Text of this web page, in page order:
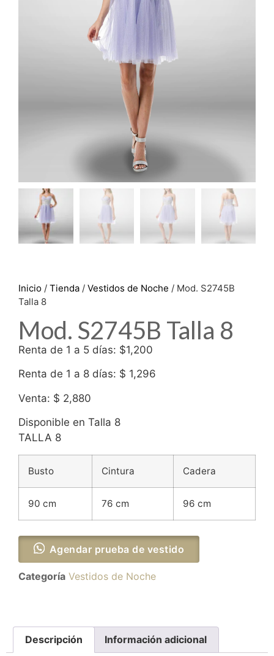
Inicio / Tienda / Vestidos de Noche / Mod. S2745B
Talla 8
Mod. S2745B Talla 8
Renta de 1 a 5 días: $1,200
Renta de 1 a 8 días: $ 1,296
Venta: $ 2,880
Disponible en Talla 8
TALLA 8
Busto Cintura Cadera
90 cm 76 cm 96 cm
Agendar prueba de vestido
Categoría Vestidos de Noche
Descripción Información adicional